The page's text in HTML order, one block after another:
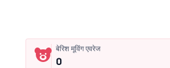
बेरिश मूविंग एवरेज
0